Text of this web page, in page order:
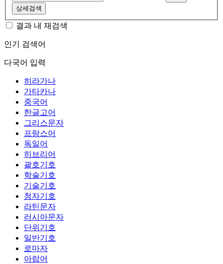
상세검색
결과 내 재검색
인기 검색어
다국어 입력
히라가나
가타카나
중국어
한글고어
그리스문자
프랑스어
독일어
히브리어
괄호기호
학술기호
기술기호
첨자기호
라틴문자
러시아문자
단위기호
일반기호
로마자
아랍어